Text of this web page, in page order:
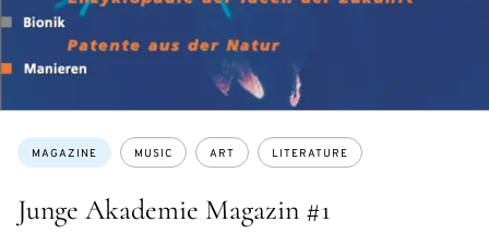
Junge Akademie Magazin #1
Topics:
MAGAZINE MUSIC ART LITERATURE